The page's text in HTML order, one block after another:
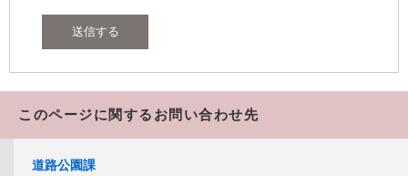
このページに関するお問い合わせ先
道路公園課